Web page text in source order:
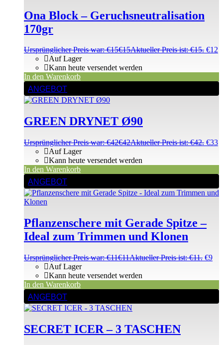
Ona Block – Geruchsneutralisation
170gr
Ursprünglicher Preis war: €15€15Aktueller Preis ist: €15. €12
Auf Lager
Kann heute versendet werden
In den Warenkorb
ANGEBOT
GREEN DRYNET Ø90
Ursprünglicher Preis war: €42€42Aktueller Preis ist: €42. €33
Auf Lager
Kann heute versendet werden
In den Warenkorb
ANGEBOT
Pflanzenschere mit Gerade Spitze –
Ideal zum Trimmen und Klonen
Ursprünglicher Preis war: €11€11Aktueller Preis ist: €11. €9
Auf Lager
Kann heute versendet werden
In den Warenkorb
ANGEBOT
SECRET ICER – 3 TASCHEN